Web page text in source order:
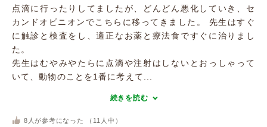
点滴に行ったりしてましたが、どんどん悪化していき、セ
カンドオピニオンでこちらに移ってきました。 先生はすぐ
に触診と検査をし、適正なお薬と療法食ですぐに治りまし
た。
先生はむやみやたらに点滴や注射はしないとおっしゃって
いて、動物のことを1番に考えて...
続きを読む
8 人が参考になった （ 11 人中）